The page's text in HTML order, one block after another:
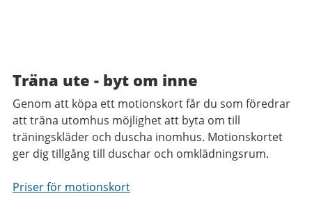
Träna ute - byt om inne
Genom att köpa ett motionskort får du som föredrar
att träna utomhus möjlighet att byta om till
träningskläder och duscha inomhus. Motionskortet
ger dig tillgång till duschar och omklädningsrum.
Priser för motionskort